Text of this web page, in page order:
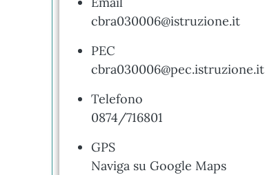
cbra030006@istruzione.it
PEC
cbra030006@pec.istruzione.it
Telefono
0874/716801
GPS
Naviga su Google Maps